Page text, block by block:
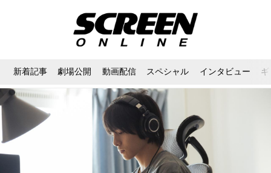
新着記事 劇場公開 動画配信 スペシャル インタビュー